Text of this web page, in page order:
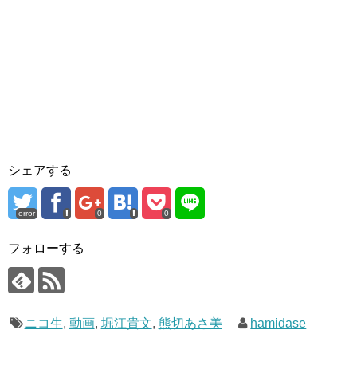
シェアする
error 0 0
フォローする
ニコ生, 動画, 堀江貴文, 熊切あさ美 hamidase